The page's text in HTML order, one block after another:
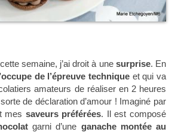
cette semaine, j’ai droit à une surprise. En
de l’épreuve techniqueet qui va
amateurs de réaliser en 2 heures
de déclaration d’amour ! Imaginé par
mes saveurs préférées. Il est composé
garni d’une ganache montée au